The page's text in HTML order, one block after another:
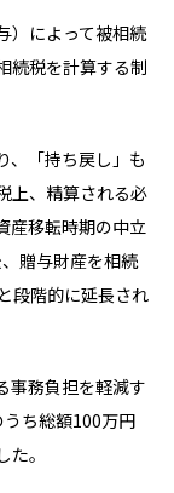
）によって被相続
続税を計算する制
、「持ち戻し」も
上、精算される必
産移転時期の中立
贈与財産を相続
段階的に延長され
事務負担を軽減す
ち総額100万円
。